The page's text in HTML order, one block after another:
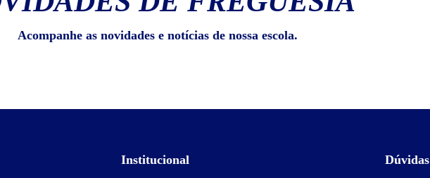
Acompanhe as novidades e notícias de nossa escola.
Institucional Dúvidas